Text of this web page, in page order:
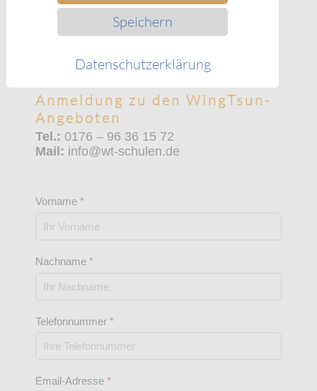
Speichern
Datenschutzerklärung
Anmeldung zu den WingTsun-
Angeboten
Tel.: 0176 – 96 36 15 72
Mail: info@wt-schulen.de
Vorname *
Nachname *
Telefonnummer *
Email-Adresse *